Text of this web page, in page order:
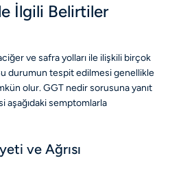
İlgili Belirtiler
ve safra yolları ile ilişkili birçok
durumun tespit edilmesi genellikle
olur. GGT nedir sorusuna yanıt
aşağıdaki semptomlarla
ve Ağrısı